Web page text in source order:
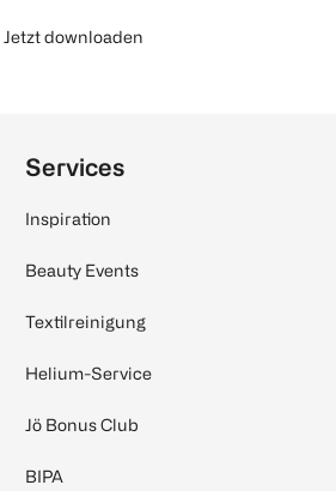
Jetzt downloaden
Services
Inspiration
Beauty Events
Textilreinigung
Helium-Service
Jö Bonus Club
BIPA